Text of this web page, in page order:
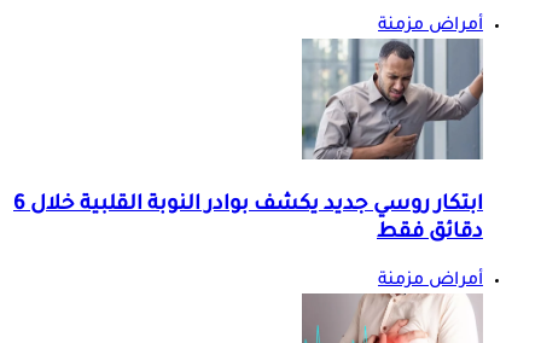
أمراض مزمنة
ابتكار روسي جديد يكشف بوادر النوبة القلبية خلال 6
دقائق فقط
أمراض مزمنة